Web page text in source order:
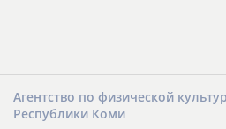
Агентство по физической
Республики Коми